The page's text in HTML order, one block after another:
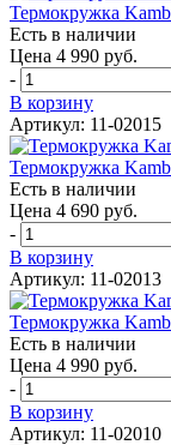
Термокружка
Есть в наличии
Цена 4 990 руб.
-
В корзину
Артикул: 11-02015
Термокружка
Есть в наличии
Цена 4 690 руб.
-
В корзину
Артикул: 11-02013
Термокружка
Есть в наличии
Цена 4 990 руб.
-
В корзину
Артикул: 11-02010